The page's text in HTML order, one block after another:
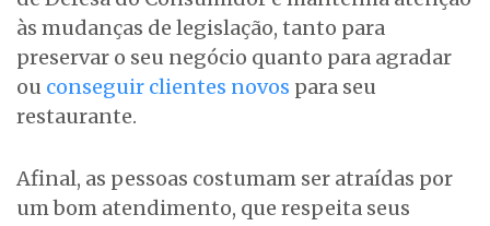
às mudanças de legislação, tanto para
preservar o seu negócio quanto para agradar
ou conseguir clientes novos para seu
restaurante.
Afinal, as pessoas costumam ser atraídas por
um bom atendimento, que respeita seus